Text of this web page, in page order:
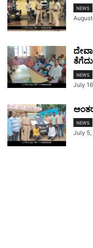
NEWS
NEWS
July
NEWS
July 5,